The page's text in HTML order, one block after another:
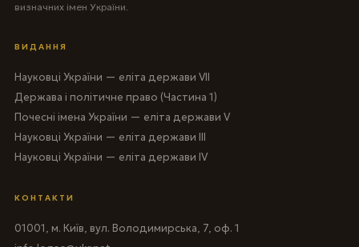
визначних імен України.
ВИДАННЯ
Науковці України — еліта держави VII
Держава і політичне право (Частина 1)
Почесні імена України — еліта держави V
Науковці України — еліта держави III
Науковці України — еліта держави IV
КОНТАКТИ
01001, м. Київ, вул. Володимирська, 7, оф. 1